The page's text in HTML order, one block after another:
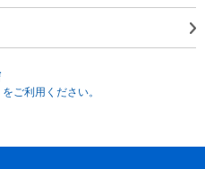
ご利用ください。